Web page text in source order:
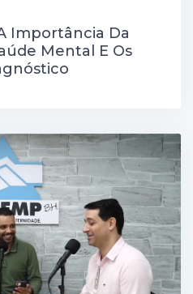
Importância Da
Mental E Os